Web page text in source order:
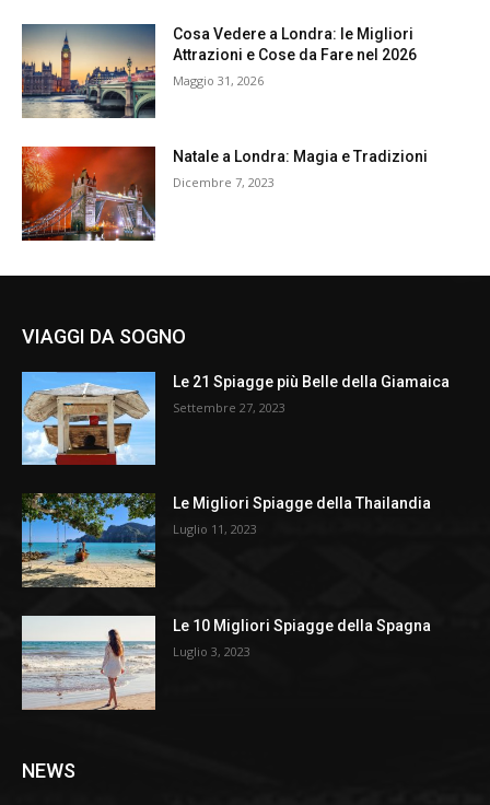
Cosa Vedere a Londra: le Migliori
Attrazioni e Cose da Fare nel 2026
Maggio 31, 2026
Natale a Londra: Magia e Tradizioni
Dicembre 7, 2023
VIAGGI DA SOGNO
Le 21 Spiagge più Belle della Giamaica
Settembre 27, 2023
Le Migliori Spiagge della Thailandia
Luglio 11, 2023
Le 10 Migliori Spiagge della Spagna
Luglio 3, 2023
NEWS